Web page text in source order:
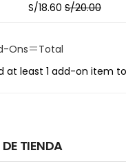
S/18.60 S/20.00
Ons=Total
at least 1 add-on item
TIENDA